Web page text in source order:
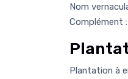
Nom
Complément
Plantation à